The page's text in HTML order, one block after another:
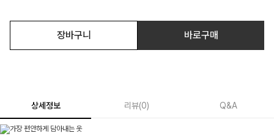
장바구니 바로구매
상세정보 리뷰(0) Q&A